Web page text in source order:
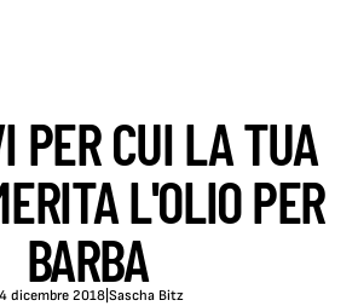
PER CUI LA TUA
L'OLIO PER
BARBA
dicembre 2018 Sascha Bitz